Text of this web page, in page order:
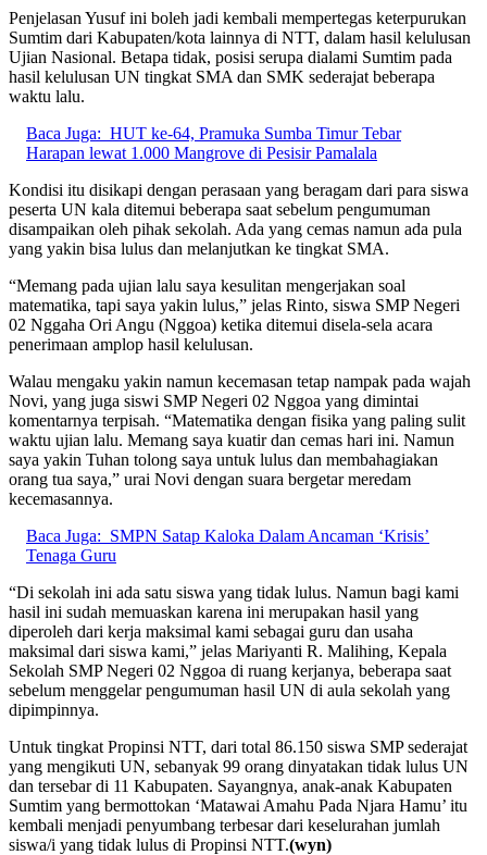
Penjelasan Yusuf ini boleh jadi kembali mempertegas keterpurukan
Sumtim dari Kabupaten/kota lainnya di NTT, dalam hasil kelulusan
Ujian Nasional. Betapa tidak, posisi serupa dialami Sumtim pada
hasil kelulusan UN tingkat SMA dan SMK sederajat beberapa
waktu lalu.
Baca Juga: HUT ke-64, Pramuka Sumba Timur Tebar
Harapan lewat 1.000 Mangrove di Pesisir Pamalala
Kondisi itu disikapi dengan perasaan yang beragam dari para siswa
peserta UN kala ditemui beberapa saat sebelum pengumuman
disampaikan oleh pihak sekolah. Ada yang cemas namun ada pula
yang yakin bisa lulus dan melanjutkan ke tingkat SMA.
“Memang pada ujian lalu saya kesulitan mengerjakan soal
matematika, tapi saya yakin lulus,” jelas Rinto, siswa SMP Negeri
02 Nggaha Ori Angu (Nggoa) ketika ditemui disela-sela acara
penerimaan amplop hasil kelulusan.
Walau mengaku yakin namun kecemasan tetap nampak pada wajah
Novi, yang juga siswi SMP Negeri 02 Nggoa yang dimintai
komentarnya terpisah. “Matematika dengan fisika yang paling sulit
waktu ujian lalu. Memang saya kuatir dan cemas hari ini. Namun
saya yakin Tuhan tolong saya untuk lulus dan membahagiakan
orang tua saya,” urai Novi dengan suara bergetar meredam
kecemasannya.
Baca Juga: SMPN Satap Kaloka Dalam Ancaman ‘Krisis’
Tenaga Guru
“Di sekolah ini ada satu siswa yang tidak lulus. Namun bagi kami
hasil ini sudah memuaskan karena ini merupakan hasil yang
diperoleh dari kerja maksimal kami sebagai guru dan usaha
maksimal dari siswa kami,” jelas Mariyanti R. Malihing, Kepala
Sekolah SMP Negeri 02 Nggoa di ruang kerjanya, beberapa saat
sebelum menggelar pengumuman hasil UN di aula sekolah yang
dipimpinnya.
Untuk tingkat Propinsi NTT, dari total 86.150 siswa SMP sederajat
yang mengikuti UN, sebanyak 99 orang dinyatakan tidak lulus UN
dan tersebar di 11 Kabupaten. Sayangnya, anak-anak Kabupaten
Sumtim yang bermottokan ‘Matawai Amahu Pada Njara Hamu’ itu
kembali menjadi penyumbang terbesar dari keselurahan jumlah
siswa/i yang tidak lulus di Propinsi NTT.(wyn)